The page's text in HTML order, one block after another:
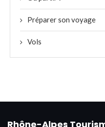
Préparer son voyage
Vols
Rhône-Alpes